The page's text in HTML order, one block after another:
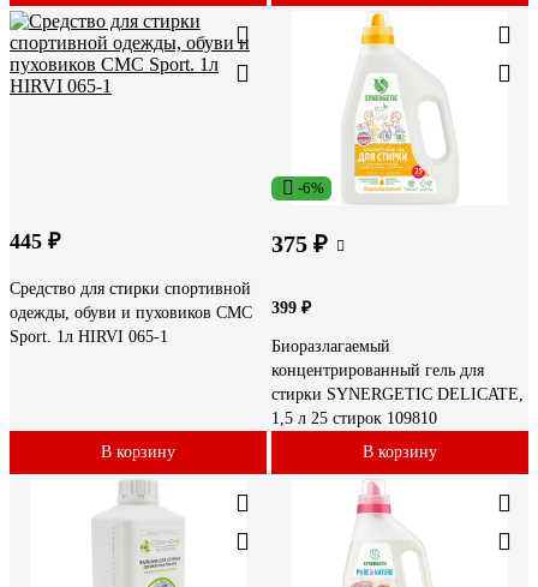
445 ₽
Средство для стирки спортивной
одежды, обуви и пуховиков СМС
Sport. 1л HIRVI 065-1
В корзину
-6%
375 ₽
399 ₽
Биоразлагаемый
концентрированный гель для
стирки SYNERGETIC DELICATE,
1,5 л 25 стирок 109810
В корзину